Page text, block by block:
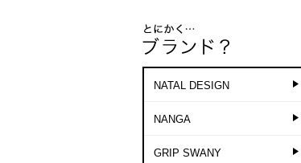
NATAL DESIGN
NANGA
GRIP SWANY